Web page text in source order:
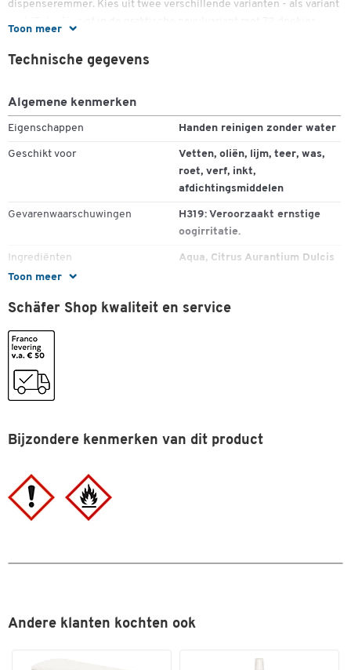
Toon meer
dispenseremmer. Kies uit twee verschillende varianten - als variant
Verdere voordelen:
Lost het vuil op en absorbeert het volledig
Handen blijven permanent schoon
De doekjes zijn microgeperforeerd, slijtvast en pluisvrij
Met een milde, aangename sinaasappelgeur
In een praktische dispenseremmer
Verkrijgbaar in een versie met 15 doekjes of in een
Toon meer
Technische gegevens
Algemene kenmerken
Eigenschappen Handen reinigen zonder water
Geschikt voor
Vetten, oliën, lijm, teer, was,
roet, verf, inkt,
afdichtingsmiddelen
Gevarenwaarschuwingen
H319: Veroorzaakt ernstige
oogirritatie.
Ingrediënten
Aqua, Citrus Aurantium Dulcis
12, Isopropyl Alcohol,
Stuk(s) per verpakking 72
Kleuren
Kleur
Schäfer Shop kwaliteit en service
Bijzondere kenmerken van dit product
Andere klanten kochten ook
Dubbelklik om in te zoomen